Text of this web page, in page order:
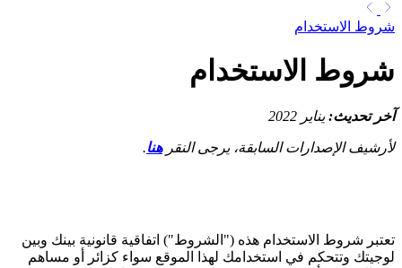
شروط الاستخدام
شروط الاستخدام
آخر تحديث:يناير 2022
لأرشيف الإصدارات السابقة، يرجى النقرهنا.
تعتبر شروط الاستخدام هذه ("الشروط") اتفاقية قانونية بينك وبين
لوجيتك وتتحكم في استخدامك لهذا الموقع سواء كزائر أو مساهم